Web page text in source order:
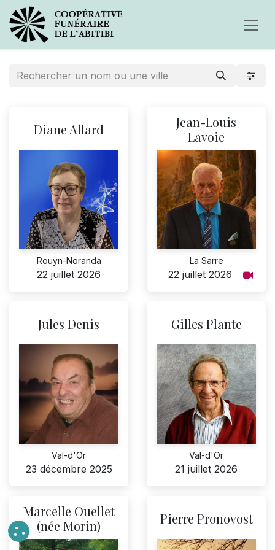
Diane Allard
Rouyn-Noranda
22 juillet 2026
Jean-Louis
Lavoie
La Sarre
22 juillet 2026
Jules Denis
Val-d'Or
23 décembre 2025
Gilles Plante
Val-d'Or
21 juillet 2026
Marcelle Ouellet
(née Morin)
Pierre Pronovost